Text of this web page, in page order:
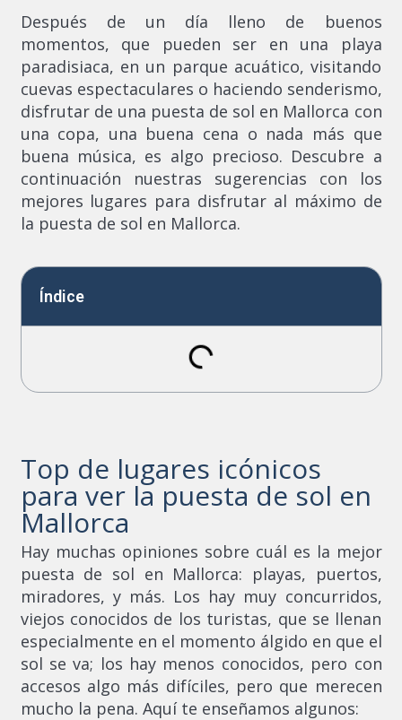
Después de un día lleno de buenos
momentos, que pueden ser en una playa
paradisiaca, en un parque acuático, visitando
cuevas espectaculares o haciendo senderismo,
disfrutar de una puesta de sol en Mallorca con
una copa, una buena cena o nada más que
buena música, es algo precioso. Descubre a
continuación nuestras sugerencias con los
mejores lugares para disfrutar al máximo de
la puesta de sol en Mallorca.
Índice
Top de lugares icónicos
para ver la puesta de sol en
Mallorca
Hay muchas opiniones sobre cuál es la mejor
puesta de sol en Mallorca: playas, puertos,
miradores, y más. Los hay muy concurridos,
viejos conocidos de los turistas, que se llenan
especialmente en el momento álgido en que el
sol se va; los hay menos conocidos, pero con
accesos algo más difíciles, pero que merecen
mucho la pena. Aquí te enseñamos algunos: